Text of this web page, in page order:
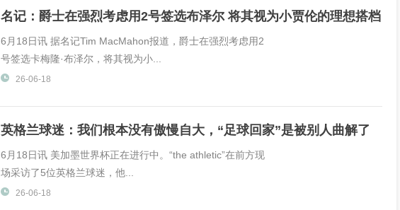
名记：爵士在强烈考虑用2号签选布泽尔 将其视为小贾伦的理想搭档
6月18日讯 据名记Tim MacMahon报道，爵士在强烈考虑用2
号签选卡梅隆·布泽尔，将其视为小...
26-06-18
英格兰球迷：我们根本没有傲慢自大，“足球回家”是被别人曲解了
6月18日讯 美加墨世界杯正在进行中。“the athletic”在前方现
场采访了5位英格兰球迷，他...
26-06-18